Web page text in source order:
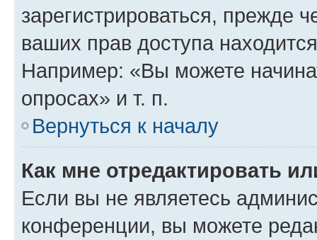
зарегистрироваться, прежде
ваших прав доступа
Например: «Вы можете
опросах» и т. п.
Вернуться к началу
Как мне отредактировать
Если вы не являетесь
конференции, вы можете